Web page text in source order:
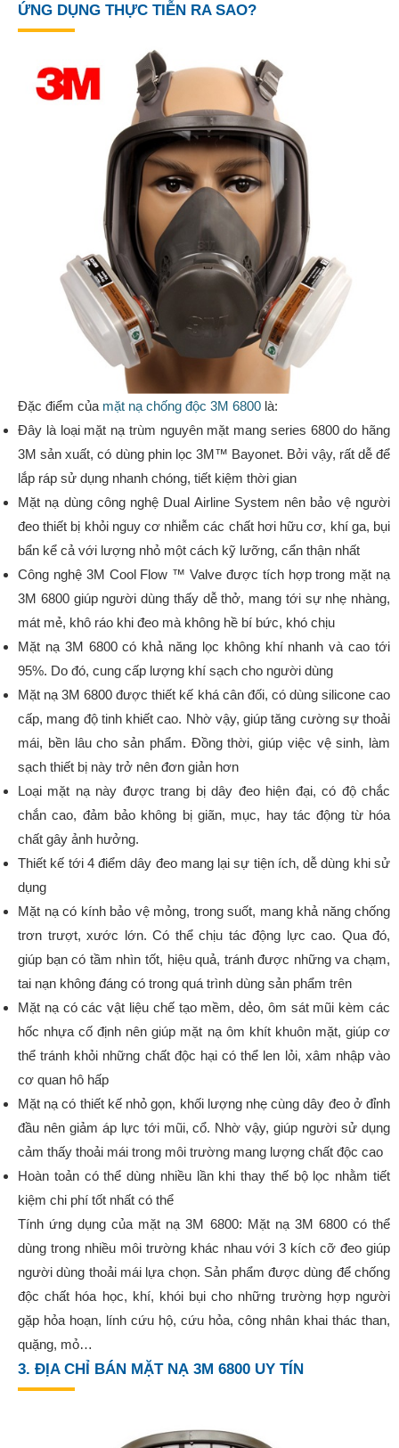
ỨNG DỤNG THỰC TIỄN RA SAO?
Đặc điểm của mặt nạ chống độc 3M 6800 là:
Đây là loại mặt nạ trùm nguyên mặt mang series 6800 do hãng
3M sản xuất, có dùng phin lọc3M™ Bayonet. Bởi vậy, rất dễ để
lắp ráp sử dụng nhanh chóng, tiết kiệm thời gian
Mặt nạ dùng công nghệ Dual Airline System nên bảo vệ người
đeo thiết bị khỏi nguy cơ nhiễm các chất hơi hữu cơ, khí ga, bụi
bẩn kể cả với lượng nhỏ một cách kỹ lưỡng, cẩn thận nhất
Công nghệ 3M Cool Flow ™ Valve được tích hợp trong mặt nạ
3M 6800 giúp người dùng thấy dễ thở, mang tới sự nhẹ nhàng,
mát mẻ, khô ráo khi đeo mà không hề bí bức, khó chịu
Mặt nạ 3M 6800 có khả năng lọc không khí nhanh và cao tới
95%. Do đó, cung cấp lượng khí sạch cho người dùng
Mặt nạ 3M 6800 được thiết kế khá cân đối, có dùng silicone cao
cấp, mang độ tinh khiết cao. Nhờ vậy, giúp tăng cường sự thoải
mái, bền lâu cho sản phẩm. Đồng thời, giúp việc vệ sinh, làm
sạch thiết bị này trở nên đơn giản hơn
Loại mặt nạ này được trang bị dây đeo hiện đại, có độ chắc
chắn cao, đảm bảo không bị giãn, mục, hay tác động từ hóa
chất gây ảnh hưởng.
Thiết kế tới 4 điểm dây đeo mang lại sự tiện ích, dễ dùng khi sử
dụng
Mặt nạ có kính bảo vệ mỏng, trong suốt, mang khả năng chống
trơn trượt, xước lớn. Có thể chịu tác động lực cao. Qua đó,
giúp bạn có tầm nhìn tốt, hiệu quả, tránh được những va chạm,
tai nạn không đáng có trong quá trình dùng sản phẩm trên
Mặt nạ có các vật liệu chế tạo mềm, dẻo, ôm sát mũi kèm các
hốc nhựa cố định nên giúp mặt nạ ôm khít khuôn mặt, giúp cơ
thể tránh khỏi những chất độc hại có thể len lỏi, xâm nhập vào
cơ quan hô hấp
Mặt nạ có thiết kế nhỏ gọn, khối lượng nhẹ cùng dây đeo ở đỉnh
đầu nên giảm áp lực tới mũi, cổ. Nhờ vậy, giúp người sử dụng
cảm thấy thoải mái trong môi trường mang lượng chất độc cao
Hoàn toản có thể dùng nhiều lần khi thay thế bộ lọc nhằm tiết
kiệm chi phí tốt nhất có thể
Tính ứng dụng của mặt nạ 3M 6800: Mặt nạ 3M 6800 có thể
dùng trong nhiều môi trường khác nhau với 3 kích cỡ đeo giúp
người dùng thoải mái lựa chọn. Sản phẩm được dùng để chống
độc chất hóa học, khí, khói bụi cho những trường hợp người
gặp hỏa hoạn, lính cứu hộ, cứu hỏa, công nhân khai thác than,
quặng, mỏ…
3. ĐỊA CHỈ BÁN MẶT NẠ 3M 6800 UY TÍN